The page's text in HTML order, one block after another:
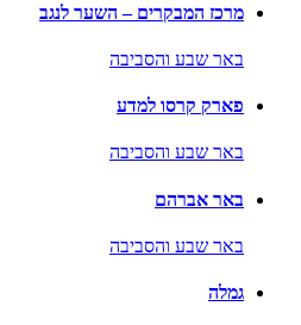
מרכז המבקרים – השער לנגב
באר שבע והסביבה
פארק קרסו למדע
באר שבע והסביבה
באר אברהם
באר שבע והסביבה
גמלה